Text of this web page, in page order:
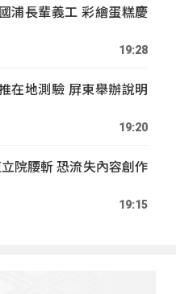
浦長輩義工 彩繪蛋糕慶
19:28
在地測驗 屏東舉辦說明
19:20
院腰斬 恐流失內容創作
19:15